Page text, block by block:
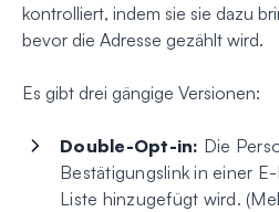
kontrolliert, indem sie sie dazu
bevor die Adresse gezählt wird.
Es gibt drei gängige Versionen:
Double-Opt-in: Die
Bestätigungslink in einer
Liste hinzugefügt wird.